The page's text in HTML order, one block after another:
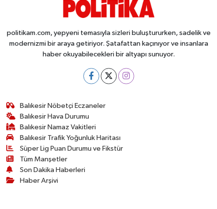
politikam.com, yepyeni temasıyla sizleri buluştururken, sadelik ve
modernizmi bir araya getiriyor. Şatafattan kaçınıyor ve insanlara
haber okuyabilecekleri bir altyapı sunuyor.
Balıkesir Nöbetçi Eczaneler
Balıkesir Hava Durumu
Balıkesir Namaz Vakitleri
Balıkesir Trafik Yoğunluk Haritası
Süper Lig Puan Durumu ve Fikstür
Tüm Manşetler
Son Dakika Haberleri
Haber Arşivi